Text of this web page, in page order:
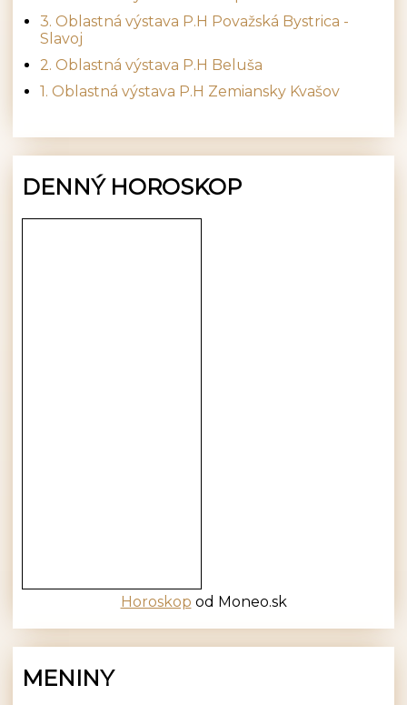
3. Oblastná výstava P.H Považská Bystrica -
Slavoj
2. Oblastná výstava P.H Beluša
1. Oblastná výstava P.H Zemiansky Kvašov
DENNÝ HOROSKOP
Horoskop od Moneo.sk
MENINY